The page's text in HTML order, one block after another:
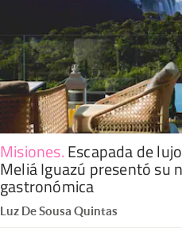
Misiones.Escapada de
Meliá Iguazú presentó su
gastronómica
Luz De Sousa Quintas